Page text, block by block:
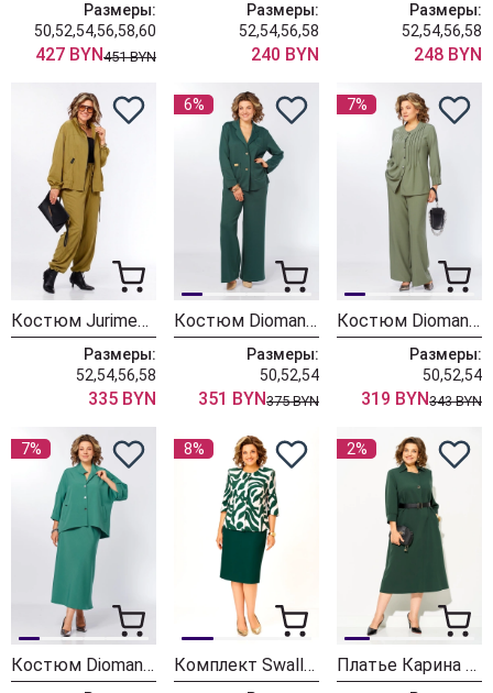
Размеры:
50,52,54,56,58,60
427 BYN451 BYN
Размеры:
52,54,56,58
240 BYN
Размеры:
52,54,56,58
248 BYN
Костюм Jurimex West 3554-2
Размеры:
52,54,56,58
335 BYN
6%
Костюм Diomant 2198 зелень
Размеры:
50,52,54
351 BYN375 BYN
7%
Костюм Diomant 2200 олива
Размеры:
50,52,54
319 BYN343 BYN
7%
Костюм Diomant 2197 бирюза
8%
Комплект Swallow 944-2 зеленый+принт разводы
2%
Платье Карина Делюкс 1454 темно-зеленый